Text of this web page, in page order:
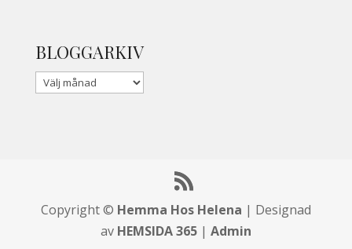
BLOGGARKIV
Copyright © Hemma Hos Helena | Designad
av HEMSIDA 365| Admin